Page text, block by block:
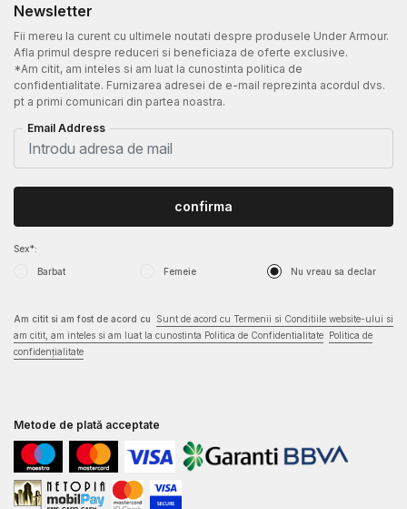
Newsletter
Fii mereu la curent cu ultimele noutati despre produsele Under Armour.
Afla primul despre reduceri si beneficiaza de oferte exclusive.
*Am citit, am inteles si am luat la cunostinta politica de
confidentialitate. Furnizarea adresei de e-mail reprezinta acordul dvs.
pt a primi comunicari din partea noastra.
Email Address
Sex*:
Barbat Femeie Nu vreau sa declar
confirma
Am citit si am fost de acord cu
Sunt de acord cu Termenii si Conditiile website-ului si
am citit, am inteles si am luat la cunostinta Politica de Confidentialitate Politica de
confidențialitate
Metode de plată acceptate